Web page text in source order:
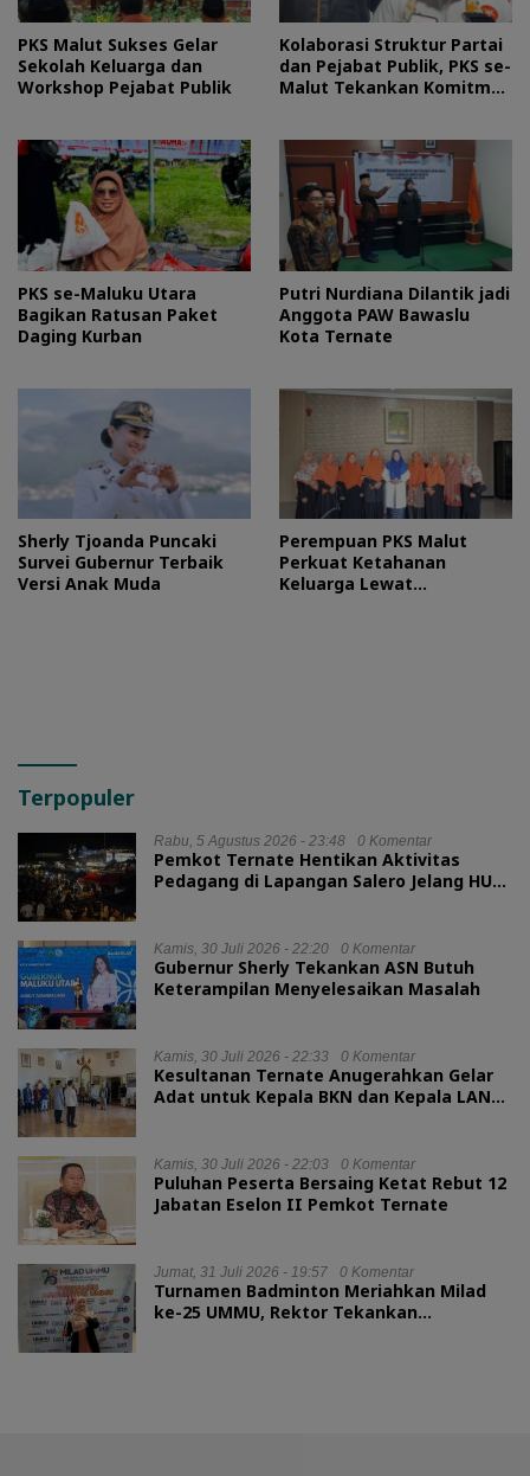
PKS Malut Sukses Gelar
Sekolah Keluarga dan
Workshop Pejabat Publik
Kolaborasi Struktur Partai
dan Pejabat Publik, PKS se-
Malut Tekankan Komitmen
PKS se-Maluku Utara
Bagikan Ratusan Paket
Daging Kurban
Putri Nurdiana Dilantik jadi
Anggota PAW Bawaslu
Kota Ternate
Sherly Tjoanda Puncaki
Survei Gubernur Terbaik
Versi Anak Muda
Perempuan PKS Malut
Perkuat Ketahanan
Keluarga Lewat
Terpopuler
Rabu, 5 Agustus 2026 - 23:48 0 Komentar
Pemkot Ternate Hentikan Aktivitas
Pedagang di Lapangan Salero Jelang HUT
Kamis, 30 Juli 2026 - 22:20 0 Komentar
Gubernur Sherly Tekankan ASN Butuh
Keterampilan Menyelesaikan Masalah
Kamis, 30 Juli 2026 - 22:33 0 Komentar
Kesultanan Ternate Anugerahkan Gelar
Adat untuk Kepala BKN dan Kepala LAN
Kamis, 30 Juli 2026 - 22:03 0 Komentar
Puluhan Peserta Bersaing Ketat Rebut 12
Jabatan Eselon II Pemkot Ternate
Jumat, 31 Juli 2026 - 19:57 0 Komentar
Turnamen Badminton Meriahkan Milad
ke-25 UMMU, Rektor Tekankan